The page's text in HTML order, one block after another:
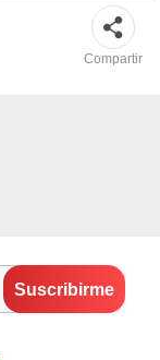
Compartir